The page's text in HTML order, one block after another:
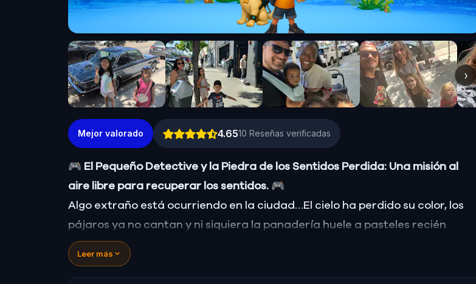
›
Mejor valorado 4.6510 Reseñas verificadas
🎮 El Pequeño Detective y la Piedra de los Sentidos Perdida: Una misión al
aire libre para recuperar los sentidos. 🎮
Algo extraño está ocurriendo en la ciudad…El cielo ha perdido su color, los
pájaros ya no cantan y ni siquiera la panadería huele a pasteles recién
hechos. ¡La Piedra de los Sentidos—origen de la vista, el oído, el olfato, el
gusto y el tacto—ha desaparecido!
Leer más